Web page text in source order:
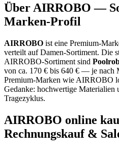
Über AIRROBO —
Marken-Profil
AIRROBO ist eine Premium-
verteilt auf Damen-Sortiment. Die
AIRROBO-Sortiment sind
von ca. 170 € bis 640 € — je nach
Premium-Marken wie AIRROBO
Gedanke: hochwertige Materialien
Tragezyklus.
AIRROBO online
Rechnungskauf &